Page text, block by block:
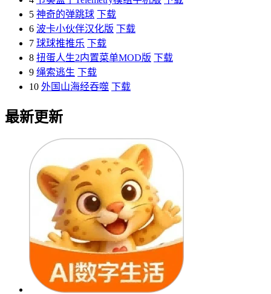
5 神奇的弹跳球 下载
6 波卡小伙伴汉化版 下载
7 球球推推乐 下载
8 扭蛋人生2内置菜单MOD版 下载
9 绳索逃生 下载
10 外国山海经吞噬 下载
最新更新